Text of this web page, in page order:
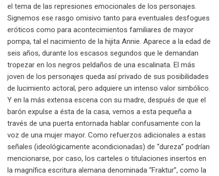
el tema de las represiones emocionales de los personajes.
Signemos ese rasgo omisivo tanto para eventuales desfogues
eróticos como para acontecimientos familiares de mayor
pompa, tal el nacimiento de la hijita Annie. Aparece a la edad de
seis años, durante los escasos segundos que le demandan
tropezar en los negros peldaños de una escalinata. El más
joven de los personajes queda así privado de sus posibilidades
de lucimiento actoral, pero adquiere un intenso valor simbólico.
Y en la más extensa escena con su madre, después de que el
barón expulse a ésta de la casa, vemos a esta pequeña a
través de una puerta entornada hablar confusamente con la
voz de una mujer mayor. Como refuerzos adicionales a estas
señales (ideológicamente acondicionadas) de “dureza” podrían
mencionarse, por caso, los carteles o titulaciones insertos en
la magnífica escritura alemana denominada “Fraktur”, como la